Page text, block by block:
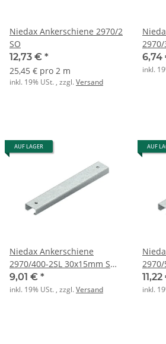
Niedax Ankerschiene 2970/2
SO
12,73 € *
25,45 € pro 2 m
inkl. 19% USt. , zzgl.Versand
6,74
inkl.
AUF LAGER
Niedax Ankerschiene
2970/400-2SL 30x15mm SW
16mm L: 400mm
9,01 € *
inkl. 19% USt. , zzgl.Versand
AUF
2970/
inkl.